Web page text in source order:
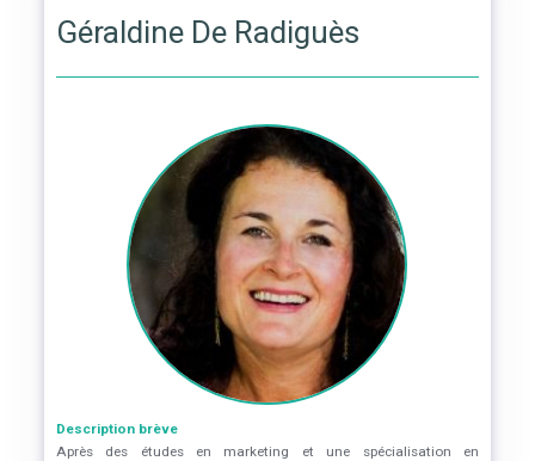
Géraldine De Radiguès
Description brève
Après des études en marketing et une spécialisation en